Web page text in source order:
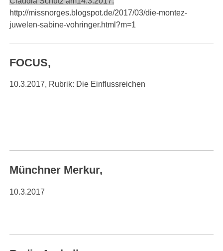
http://missnorges.blogspot.de/2017/03/die-montez-
juwelen-sabine-vohringer.html?m=1
FOCUS,
10.3.2017, Rubrik: Die Einflussreichen
Münchner Merkur,
10.3.2017